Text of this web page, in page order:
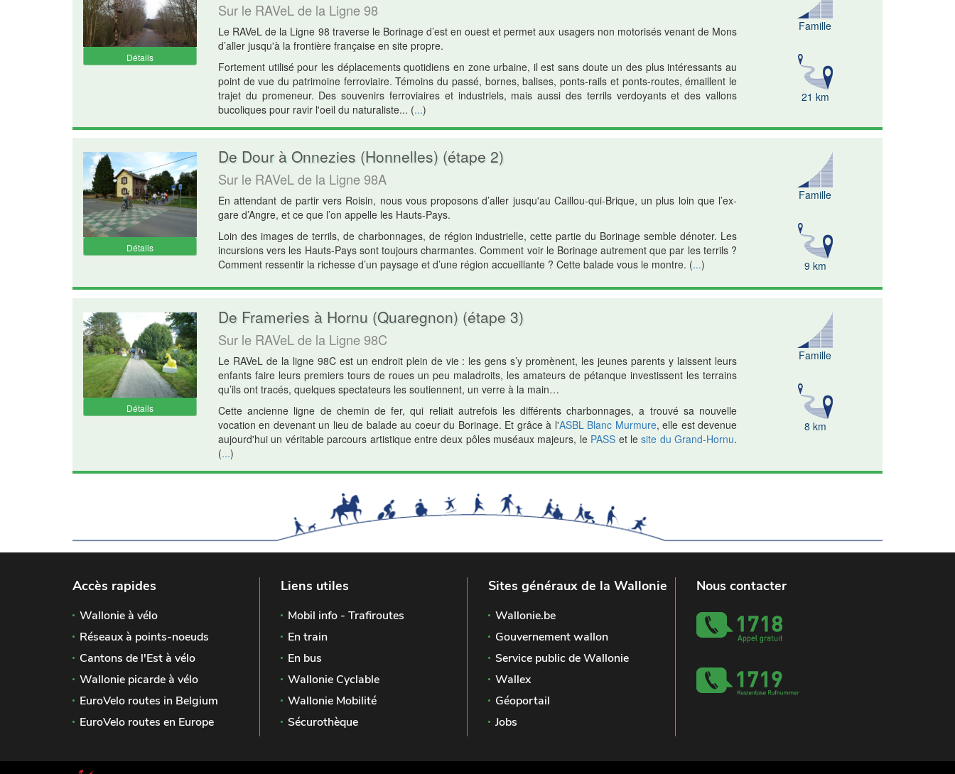
Détails
Sur le RAVeL de la Ligne 98
Le RAVeL de la Ligne 98 traverse le Borinage d’est en ouest et permet aux usagers non motorisés venant de Mons
d’aller jusqu'à la frontière française en site propre.
Fortement utilisé pour les déplacements quotidiens en zone urbaine, il est sans doute un des plus intéressants au
point de vue du patrimoine ferroviaire. Témoins du passé, bornes, balises, ponts-rails et ponts-routes, émaillent le
trajet du promeneur. Des souvenirs ferroviaires et industriels, mais aussi des terrils verdoyants et des vallons
bucoliques pour ravir l'oeil du naturaliste... (...)
Famille
21 km
Détails
De Dour à Onnezies (Honnelles) (étape 2)
Sur le RAVeL de la Ligne 98A
En attendant de partir vers Roisin, nous vous proposons d’aller jusqu'au Caillou-qui-Brique, un plus loin que l’ex-
gare d’Angre, et ce que l’on appelle les Hauts-Pays.
Loin des images de terrils, de charbonnages, de région industrielle, cette partie du Borinage semble dénoter. Les
incursions vers les Hauts-Pays sont toujours charmantes. Comment voir le Borinage autrement que par les terrils ?
Comment ressentir la richesse d’un paysage et d’une région accueillante ? Cette balade vous le montre. (...)
Famille
9 km
Détails
De Frameries à Hornu (Quaregnon) (étape 3)
Sur le RAVeL de la Ligne 98C
Le RAVeL de la ligne 98C est un endroit plein de vie : les gens s’y promènent, les jeunes parents y laissent leurs
enfants faire leurs premiers tours de roues un peu maladroits, les amateurs de pétanque investissent les terrains
qu’ils ont tracés, quelques spectateurs les soutiennent, un verre à la main…
Cette ancienne ligne de chemin de fer, qui reliait autrefois les différents charbonnages, a trouvé sa nouvelle
vocation en devenant un lieu de balade au coeur du Borinage. Et grâce à l'ASBL Blanc Murmure, elle est devenue
aujourd'hui un véritable parcours artistique entre deux pôles muséaux majeurs, le PASS et lesite du Grand-Hornu.
(...)
Famille
8 km
Accès rapides
Wallonie à vélo
Réseaux à points-noeuds
Cantons de l'Est à vélo
Wallonie picarde à vélo
EuroVelo routes in Belgium
EuroVelo routes en Europe
Liens utiles
Mobil info - Trafiroutes
En train
En bus
Wallonie Cyclable
Wallonie Mobilité
Sécurothèque
Sites généraux de la Wallonie
Wallonie.be
Gouvernement wallon
Service public de Wallonie
Wallex
Géoportail
Jobs
Nous contacter